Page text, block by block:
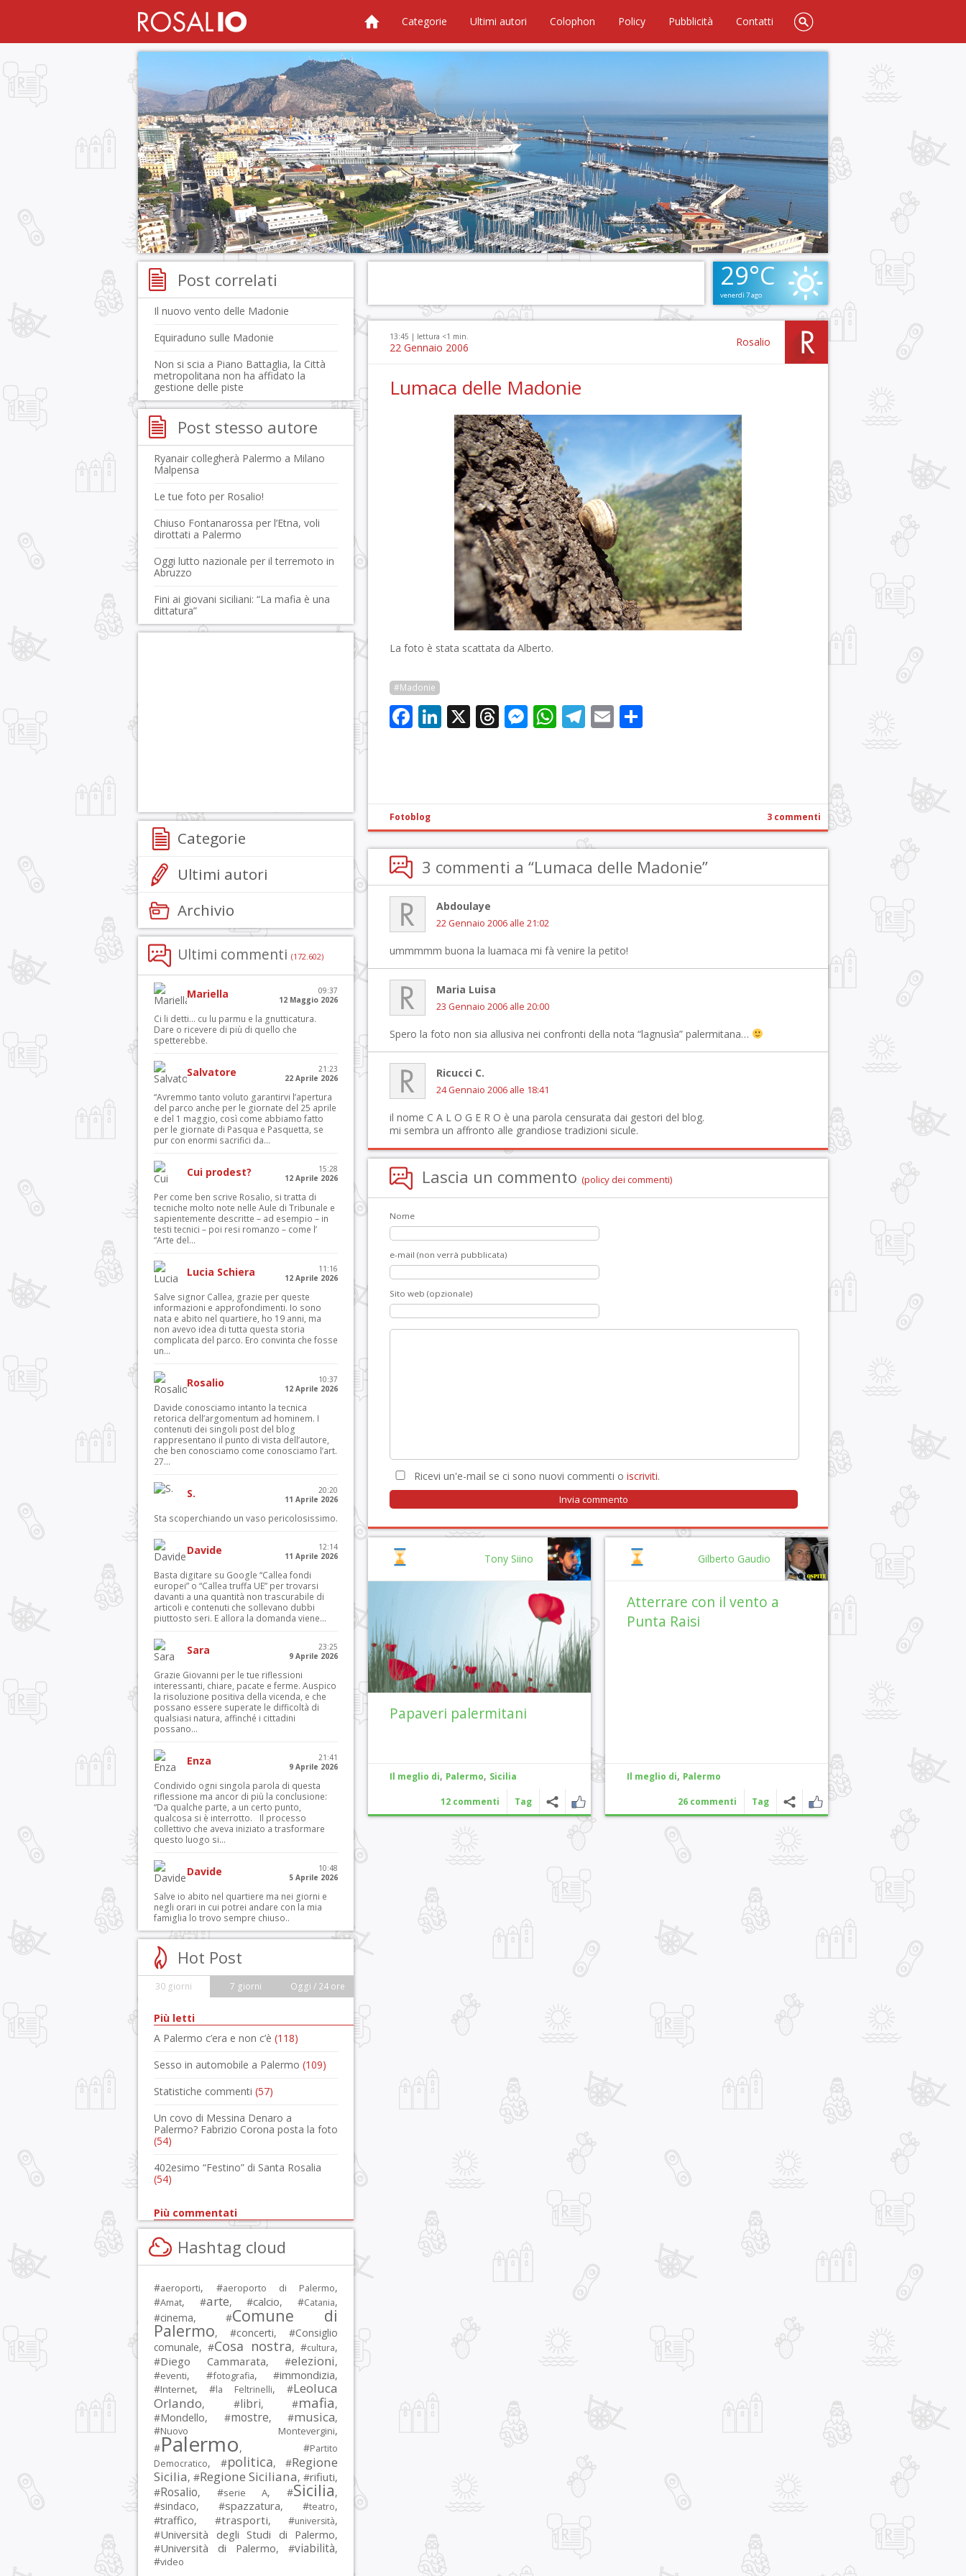
Categorie Ultimi autori Colophon Policy Pubblicità Contatti
29°C
venerdì 7 ago
13:45 | lettura <1 min.
22 Gennaio 2006 Rosalio
Lumaca delle Madonie
La foto è stata scattata da Alberto.
#Madonie
Facebook
LinkedIn
X Threads
Messenger
WhatsApp
Telegram
Email
Fotoblog 3 commenti
3 commenti a “Lumaca delle Madonie”
Abdoulaye
22 Gennaio 2006 alle 21:02
ummmmm buona la luamaca mi fà venire la petito!
Maria Luisa
23 Gennaio 2006 alle 20:00
Spero la foto non sia allusiva nei confronti della nota “lagnusìa” palermitana…
Ricucci C.
24 Gennaio 2006 alle 18:41
il nome C A L O G E R O è una parola censurata dai gestori del blog.
mi sembra un affronto alle grandiose tradizioni sicule.
Lascia un commento (policy dei commenti)
Nome
e-mail (non verrà pubblicata)
Sito web (opzionale)
Ricevi un'e-mail se ci sono nuovi commenti o iscriviti.
Gilberto Gaudio
Atterrare con il vento a
Punta Raisi
Il meglio di, Palermo
26 commenti Tag
Tony Siino
Papaveri palermitani
Il meglio di, Palermo, Sicilia
12 commenti Tag
Post correlati
Il nuovo vento delle Madonie
Equiraduno sulle Madonie
Non si scia a Piano Battaglia, la Città
metropolitana non ha affidato la
gestione delle piste
Post stesso autore
Ryanair collegherà Palermo a Milano
Malpensa
Le tue foto per Rosalio!
Chiuso Fontanarossa per l’Etna, voli
dirottati a Palermo
Oggi lutto nazionale per il terremoto in
Abruzzo
Fini ai giovani siciliani: “La mafia è una
dittatura”
Categorie
Ultimi autori
Archivio
Ultimi commenti (172.602)
Mariella
09:37
12 Maggio 2026
Ci li detti… cu lu parmu e la gnutticatura.
Dare o ricevere di più di quello che
spetterebbe.
Salvatore
21:23
22 Aprile 2026
“Avremmo tanto voluto garantirvi l’apertura
del parco anche per le giornate del 25 aprile
e del 1 maggio, così come abbiamo fatto
per le giornate di Pasqua e Pasquetta, se
pur con enormi sacrifici da...
Cui prodest?
15:28
12 Aprile 2026
Per come ben scrive Rosalio, si tratta di
tecniche molto note nelle Aule di Tribunale e
sapientemente descritte – ad esempio – in
testi tecnici – poi resi romanzo – come l’
“Arte del...
Lucia Schiera
11:16
12 Aprile 2026
Salve signor Callea, grazie per queste
informazioni e approfondimenti. Io sono
nata e abito nel quartiere, ho 19 anni, ma
non avevo idea di tutta questa storia
complicata del parco. Ero convinta che fosse
un...
Rosalio
10:37
12 Aprile 2026
Davide conosciamo intanto la tecnica
retorica dell’argomentum ad hominem. I
contenuti dei singoli post del blog
rappresentano il punto di vista dell’autore,
che ben conosciamo come conosciamo l’art.
27...
S.
20:20
11 Aprile 2026
Sta scoperchiando un vaso pericolosissimo.
Davide
12:14
11 Aprile 2026
Basta digitare su Google “Callea fondi
europei” o “Callea truffa UE” per trovarsi
davanti a una quantità non trascurabile di
articoli e contenuti che sollevano dubbi
piuttosto seri. E allora la domanda viene...
Sara
23:25
9 Aprile 2026
Grazie Giovanni per le tue riflessioni
interessanti, chiare, pacate e ferme. Auspico
la risoluzione positiva della vicenda, e che
possano essere superate le difficoltà di
qualsiasi natura, affinché i cittadini
possano...
Enza
21:41
9 Aprile 2026
Condivido ogni singola parola di questa
riflessione ma ancor di più la conclusione:
“Da qualche parte, a un certo punto,
qualcosa si è interrotto. Il processo
collettivo che aveva iniziato a trasformare
questo luogo si...
Davide
10:48
5 Aprile 2026
Salve io abito nel quartiere ma nei giorni e
negli orari in cui potrei andare con la mia
famiglia lo trovo sempre chiuso..
Hot Post
30 giorni 7 giorni Oggi / 24 ore
Più letti
A Palermo c’era e non c’è (118)
Sesso in automobile a Palermo (109)
Statistiche commenti (57)
Un covo di Messina Denaro a
Palermo? Fabrizio Corona posta la foto
(54)
402esimo “Festino” di Santa Rosalia
(54)
Più commentati
Hashtag cloud
#aeroporti, #aeroporto di Palermo,
#Amat, #arte, #calcio, #Catania,
#cinema, #Comune di
Palermo, #concerti, #Consiglio
comunale, #Cosa nostra, #cultura,
#Diego Cammarata, #elezioni,
#eventi, #fotografia, #immondizia,
#Internet, #la Feltrinelli, #Leoluca
Orlando, #libri, #mafia,
#Mondello, #mostre, #musica,
#Nuovo Montevergini,
#Palermo, #Partito
Democratico, #politica, #Regione
Sicilia, #Regione Siciliana, #rifiuti,
#Rosalio, #serie A, #Sicilia,
#sindaco, #spazzatura, #teatro,
#traffico, #trasporti, #università,
#Università degli Studi di Palermo,
#Università di Palermo, #viabilità,
#video